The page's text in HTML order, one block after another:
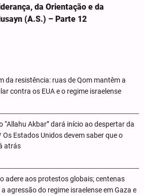
da Orientação e da
(A.S.) – Parte 12
da resistência: ruas de Qom mantêm a
contra os EUA e o regime israelense
“Allahu Akbar” dará início ao despertar da
Estados Unidos devem saber que o
atrás
adere aos protestos globais; centenas
agressão do regime israelense em Gaza e